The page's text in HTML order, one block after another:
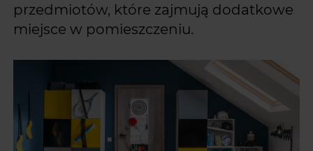
przedmiotów, które zajmują dodatkowe
miejsce w pomieszczeniu.